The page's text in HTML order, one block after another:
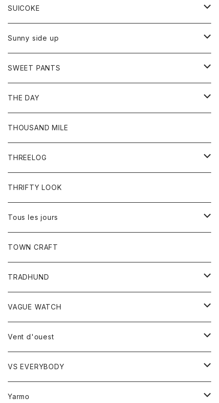
パンツ
カットソー
カーディガン
ワンピース
コート
パンツ
オーバーオール
バッグ
アクセサリー
ブレスレット
リング
SUICOKE
ブーツ
サンダル
Sunny side up
アウター
Ｇジャン
ボトム
ジーンズ
SWEET PANTS
ボトム
ショートパンツ
THE DAY
トップス
Tシャツ
THOUSAND MILE
THREELOG
トップス
Tシャツ
THRIFTY LOOK
Tous les jours
トップス
レディース
カットソー
TOWN CRAFT
TRADHUND
セーター
ベスト
VAGUE WATCH
時計
Vent d'ouest
ボトム
スカート
トップス
VS EVERYBODY
トップス
Yarmo